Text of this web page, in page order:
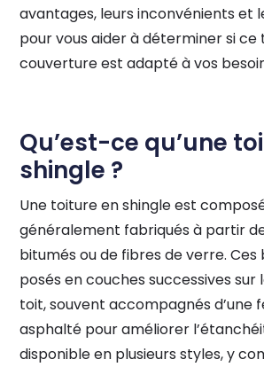
avantages, leurs inconvénients et
pour vous aider à déterminer si ce
couverture est adapté à vos
Qu’est-ce qu’une
shingle ?
Une toiture en shingle est
généralement fabriqués à partir
bitumés ou de fibres de verre. Ces
posés en couches successives
toit, souvent accompagnés d’une
asphalté pour améliorer
disponible en plusieurs styles, y